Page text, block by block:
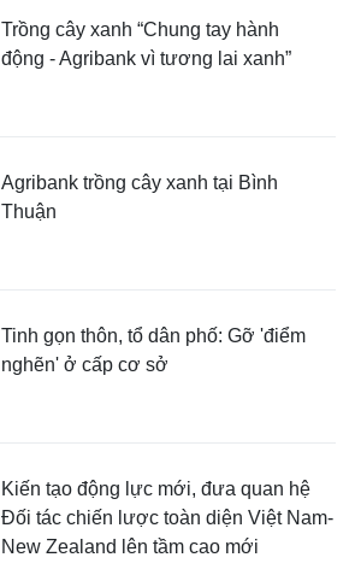
Trồng cây xanh “Chung tay hành
động - Agribank vì tương lai xanh”
Agribank trồng cây xanh tại Bình
Thuận
Tinh gọn thôn, tổ dân phố: Gỡ 'điểm
nghẽn' ở cấp cơ sở
Kiến tạo động lực mới, đưa quan hệ
Đối tác chiến lược toàn diện Việt Nam-
New Zealand lên tầm cao mới